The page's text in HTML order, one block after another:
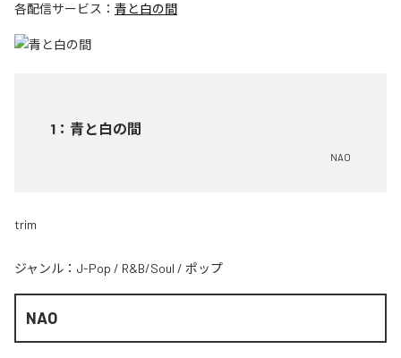
各配信サービス： 青と白の間
1 ： 青と白の間
NAO
trim
ジャンル： J-Pop / R&B/Soul / ポップ
NAO